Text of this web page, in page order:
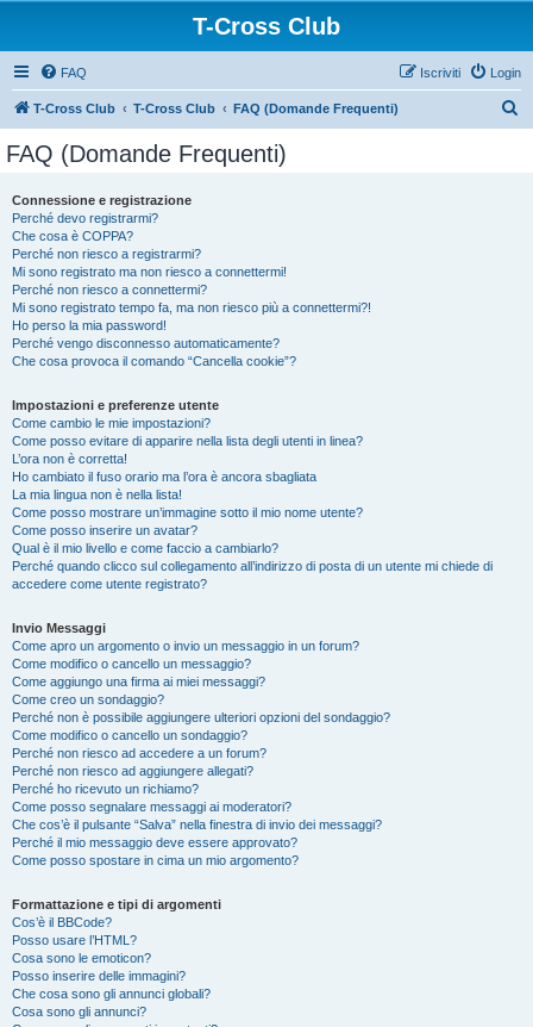
T-Cross Club
FAQ Login
Iscriviti
T-Cross Club T-Cross Club FAQ (Domande Frequenti)
FAQ (Domande Frequenti)
Connessione e registrazione
Perché devo registrarmi?
Che cosa è COPPA?
Perché non riesco a registrarmi?
Mi sono registrato ma non riesco a connettermi!
Perché non riesco a connettermi?
Mi sono registrato tempo fa, ma non riesco più a connettermi?!
Ho perso la mia password!
Perché vengo disconnesso automaticamente?
Che cosa provoca il comando “Cancella cookie”?
Impostazioni e preferenze utente
Come cambio le mie impostazioni?
Come posso evitare di apparire nella lista degli utenti in linea?
L’ora non è corretta!
Ho cambiato il fuso orario ma l’ora è ancora sbagliata
La mia lingua non è nella lista!
Come posso mostrare un’immagine sotto il mio nome utente?
Come posso inserire un avatar?
Qual è il mio livello e come faccio a cambiarlo?
Perché quando clicco sul collegamento all’indirizzo di posta di un utente mi chiede di
accedere come utente registrato?
Invio Messaggi
Come apro un argomento o invio un messaggio in un forum?
Come modifico o cancello un messaggio?
Come aggiungo una firma ai miei messaggi?
Come creo un sondaggio?
Perché non è possibile aggiungere ulteriori opzioni del sondaggio?
Come modifico o cancello un sondaggio?
Perché non riesco ad accedere a un forum?
Perché non riesco ad aggiungere allegati?
Perché ho ricevuto un richiamo?
Come posso segnalare messaggi ai moderatori?
Che cos’è il pulsante “Salva” nella finestra di invio dei messaggi?
Perché il mio messaggio deve essere approvato?
Come posso spostare in cima un mio argomento?
Formattazione e tipi di argomenti
Cos’è il BBCode?
Posso usare l’HTML?
Cosa sono le emoticon?
Posso inserire delle immagini?
Che cosa sono gli annunci globali?
Cosa sono gli annunci?